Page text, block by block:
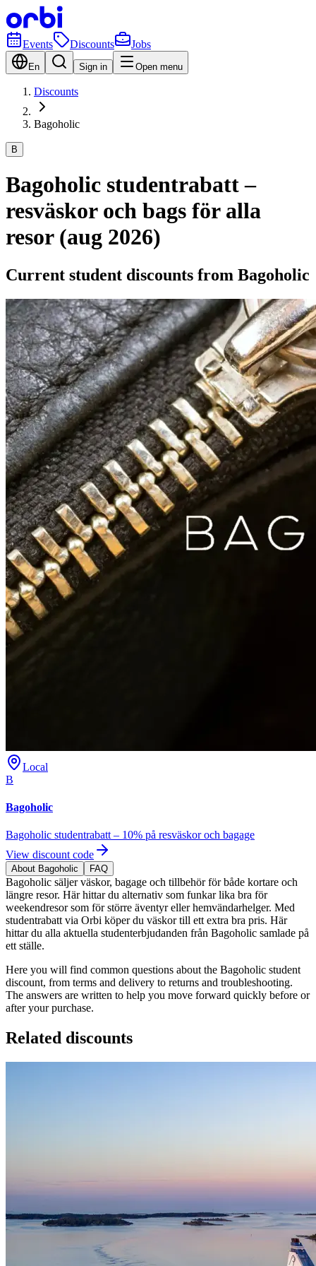
Events Discounts Jobs
En Sign in Open menu
Discounts
Bagoholic
B
Bagoholic studentrabatt –
resväskor och bags för alla
resor (aug 2026)
Current student discounts from Bagoholic
Local
B
Bagoholic
Bagoholic studentrabatt – 10% på resväskor och bagage
View discount code
About Bagoholic FAQ
Bagoholic säljer väskor, bagage och tillbehör för både kortare och
längre resor. Här hittar du alternativ som funkar lika bra för
weekendresor som för större äventyr eller hemvändarhelger. Med
studentrabatt via Orbi köper du väskor till ett extra bra pris. Här
hittar du alla aktuella studenterbjudanden från Bagoholic samlade på
ett ställe.
Here you will find common questions about the Bagoholic student
discount, from terms and delivery to returns and troubleshooting.
The answers are written to help you move forward quickly before or
after your purchase.
Related discounts